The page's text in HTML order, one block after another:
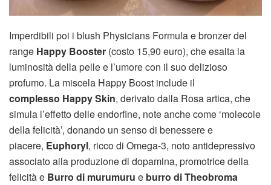
Imperdibili poi i blush Physicians Formula e bronzer del
range Happy Booster (costo 15,90 euro), che esalta la
luminosità della pelle e l’umore con il suo delizioso
profumo. La miscela Happy Boost include il
complesso Happy Skin, derivato dalla Rosa artica, che
simula l’effetto delle endorfine, note anche come ‘molecole
della felicità’, donando un senso di benessere e
piacere, Euphoryl, ricco di Omega-3, noto antidepressivo
associato alla produzione di dopamina, promotrice della
felicità e Burro di murumuru e burro di Theobroma